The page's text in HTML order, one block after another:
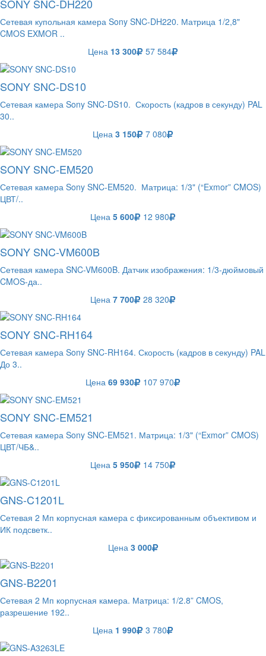
SONY SNC-DH220
Сетевая купольная камера Sony SNC-DH220. Матрица 1/2,8"
CMOS EXMOR ..
Цена 13 300 57 584
SONY SNC-DS10
Сетевая камера Sony SNC-DS10. Скорость (кадров в секунду) PAL
30..
Цена 3 150 7 080
SONY SNC-EM520
Сетевая камера Sony SNC-EM520. Матрица: 1/3" (“Exmor” CMOS)
ЦВТ/..
Цена 5 600 12 980
SONY SNC-VM600B
Сетевая камера SNC-VM600B. Датчик изображения: 1/3-дюймовый
CMOS-да..
Цена 7 700 28 320
SONY SNC-RH164
Сетевая камера Sony SNC-RH164. Скорость (кадров в секунду) PAL
До 3..
Цена 69 930 107 970
SONY SNC-EM521
Сетевая камера Sony SNC-EM521. Матрица: 1/3" (“Exmor” CMOS)
ЦВТ/ЧБ&..
Цена 5 950 14 750
GNS-C1201L
Сетевая 2 Мп корпусная камера с фиксированным объективом и
ИК подсветк..
Цена 3 000
GNS-B2201
Сетевая 2 Мп корпусная камера. Матрица: 1/2.8” CMOS,
разрешение 192..
Цена 1 990 3 780